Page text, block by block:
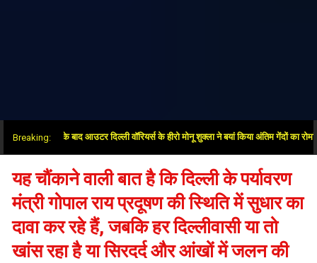
Breaking:
में जीत के बाद आउटर दिल्ली वॉरियर्स के हीरो मोनू शुक्ला ने बयां किया अंतिम गेंदों का रोमांच
यह चौंकाने वाली बात है कि दिल्ली के पर्यावरण
मंत्री गोपाल राय प्रदूषण की स्थिति में सुधार का
दावा कर रहे हैं, जबकि हर दिल्लीवासी या तो
खांस रहा है या सिरदर्द और आंखों में जलन की